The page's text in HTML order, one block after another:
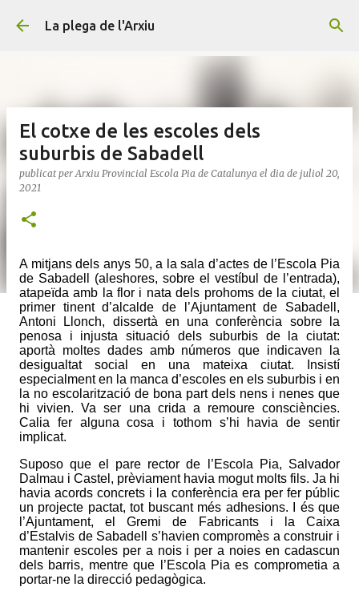
Salta al contingut principal
La plega de l'Arxiu
El cotxe de les escoles dels
suburbis de Sabadell
publicat perArxiu Provincial Escola Pia de Catalunya el dia de juliol 20,
2021
A mitjans dels anys 50, a la sala d’actes de l’Escola Pia
de Sabadell (aleshores, sobre el vestíbul de l’entrada),
atapeïda amb la flor i nata dels prohoms de la ciutat, el
primer tinent d’alcalde de l’Ajuntament de Sabadell,
Antoni Llonch, dissertà en una conferència sobre la
penosa i injusta situació dels suburbis de la ciutat:
aportà moltes dades amb números que indicaven la
desigualtat social en una mateixa ciutat. Insistí
especialment en la manca d’escoles en els suburbis i en
la no escolarització de bona part dels nens i nenes que
hi vivien. Va ser una crida a remoure consciències.
Calia fer alguna cosa i tothom s’hi havia de sentir
implicat.
Suposo que el pare rector de l’Escola Pia, Salvador
Dalmau i Castel, prèviament havia mogut molts fils. Ja hi
havia acords concrets i la conferència era per fer públic
un projecte pactat, tot buscant més adhesions. I és que
l’Ajuntament, el Gremi de Fabricants i la Caixa
d’Estalvis de Sabadell s’havien compromès a construir i
mantenir escoles per a nois i per a noies en cadascun
dels barris, mentre que l’Escola Pia es comprometia a
portar-ne la direcció pedagògica.